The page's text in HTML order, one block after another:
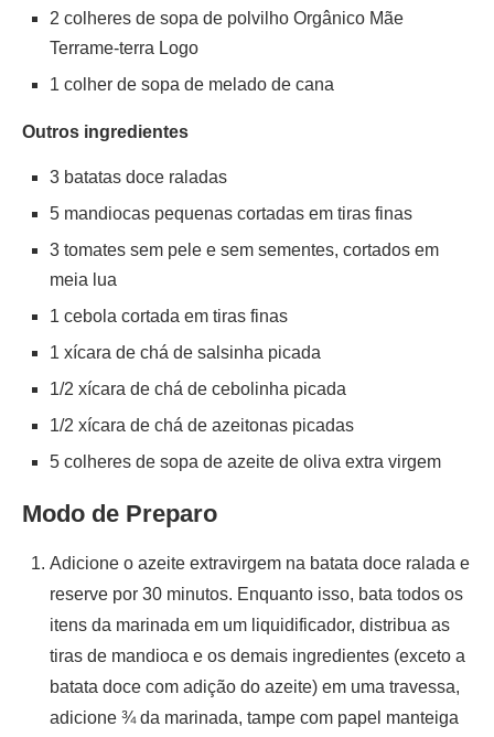
2 colheres de sopa de polvilho Orgânico Mãe
Terrame-terra Logo
1 colher de sopa de melado de cana
Outros ingredientes
3 batatas doce raladas
5 mandiocas pequenas cortadas em tiras finas
3 tomates sem pele e sem sementes, cortados em
meia lua
1 cebola cortada em tiras finas
1 xícara de chá de salsinha picada
1/2 xícara de chá de cebolinha picada
1/2 xícara de chá de azeitonas picadas
5 colheres de sopa de azeite de oliva extra virgem
Modo de Preparo
Adicione o azeite extravirgem na batata doce ralada e
reserve por 30 minutos. Enquanto isso, bata todos os
itens da marinada em um liquidificador, distribua as
tiras de mandioca e os demais ingredientes (exceto a
batata doce com adição do azeite) em uma travessa,
adicione ¾ da marinada, tampe com papel manteiga